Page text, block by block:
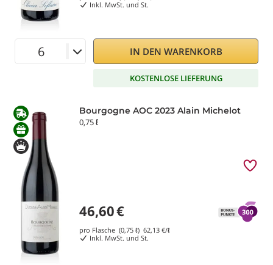
Inkl. MwSt. und St.
IN DEN WARENKORB
KOSTENLOSE LIEFERUNG
Bourgogne AOC 2023 Alain Michelot
0,75 ℓ
46,60€
pro Flasche (0,75 ℓ) 62,13 €/ℓ
Inkl. MwSt. und St.